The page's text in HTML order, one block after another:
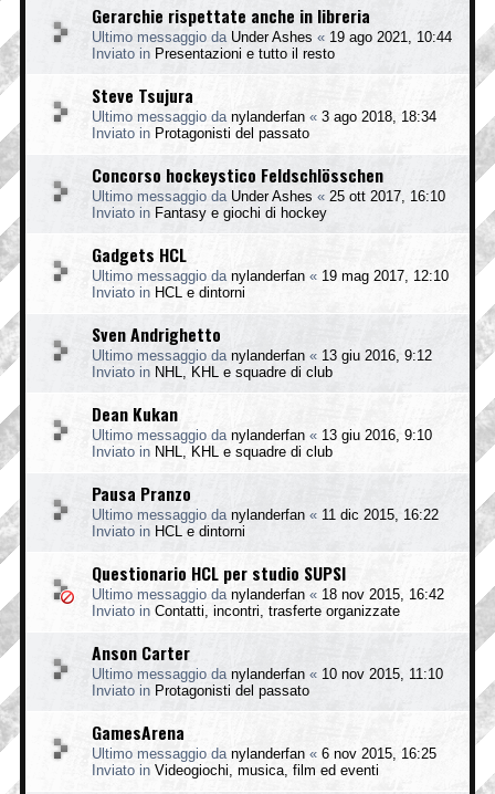
Gerarchie rispettate anche in libreria
Ultimo messaggio da Under Ashes « 19 ago 2021, 10:44
Inviato in Presentazioni e tutto il resto
Steve Tsujura
Ultimo messaggio da nylanderfan « 3 ago 2018, 18:34
Inviato in Protagonisti del passato
Concorso hockeystico Feldschlösschen
Ultimo messaggio da Under Ashes « 25 ott 2017, 16:10
Inviato in Fantasy e giochi di hockey
Gadgets HCL
Ultimo messaggio da nylanderfan « 19 mag 2017, 12:10
Inviato in HCL e dintorni
Sven Andrighetto
Ultimo messaggio da nylanderfan « 13 giu 2016, 9:12
Inviato in NHL, KHL e squadre di club
Dean Kukan
Ultimo messaggio da nylanderfan « 13 giu 2016, 9:10
Inviato in NHL, KHL e squadre di club
Pausa Pranzo
Ultimo messaggio da nylanderfan « 11 dic 2015, 16:22
Inviato in HCL e dintorni
Questionario HCL per studio SUPSI
Ultimo messaggio da nylanderfan « 18 nov 2015, 16:42
Inviato in Contatti, incontri, trasferte organizzate
Anson Carter
Ultimo messaggio da nylanderfan « 10 nov 2015, 11:10
Inviato in Protagonisti del passato
GamesArena
Ultimo messaggio da nylanderfan « 6 nov 2015, 16:25
Inviato in Videogiochi, musica, film ed eventi